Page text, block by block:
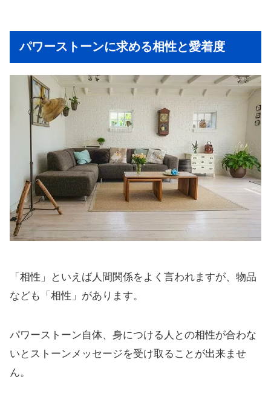
パワーストーンに求める相性と愛着度
「相性」といえば人間関係をよく言われますが、物品
なども「相性」があります。
パワーストーン自体、身につける人との相性が合わな
いとストーンメッセージを受け取ることが出来ませ
ん。